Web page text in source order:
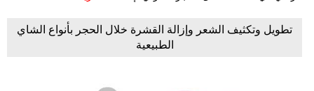
تطويل وتكثيف الشعر وإزالة القشرة خلال الحجر بأنواع الشاي
الطبيعية